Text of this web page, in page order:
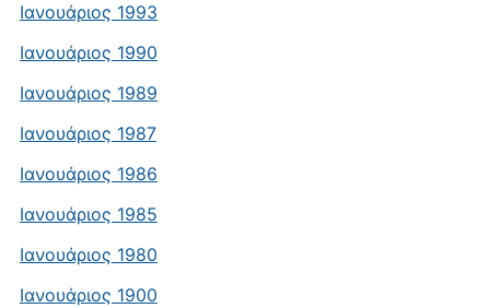
Ιανουάριος 1993
Ιανουάριος 1990
Ιανουάριος 1989
Ιανουάριος 1987
Ιανουάριος 1986
Ιανουάριος 1985
Ιανουάριος 1980
Ιανουάριος 1900